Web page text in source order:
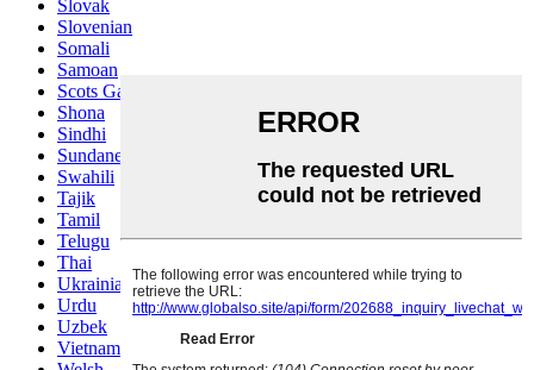
Slovak
Slovenian
Somali
Samoan
Scots Gaelic
Shona
Sindhi
Sundanese
Swahili
Tajik
Tamil
Telugu
Thai
Ukrainian
Urdu
Uzbek
Vietnamese